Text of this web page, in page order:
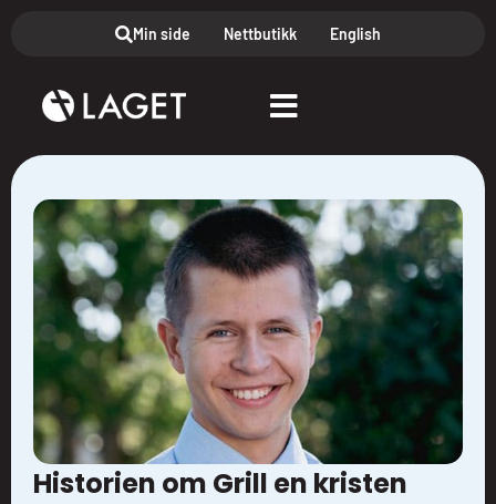
Min side Nettbutikk English
Historien om Grill en kristen